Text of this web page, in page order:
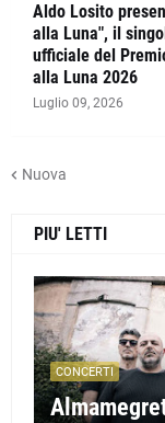
Aldo Losito
alla Luna", il
ufficiale del
alla Luna 2026
Luglio 09, 2026
Nuova
PIU' LETTI
CONCERTI